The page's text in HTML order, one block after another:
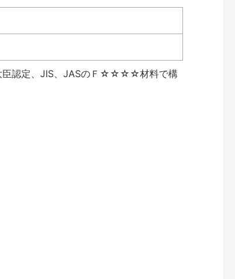
大臣認定、JIS、JASのＦ☆☆☆☆材料で構